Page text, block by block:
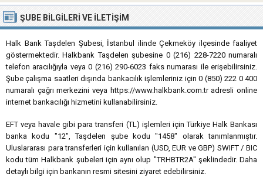
ŞUBE BILGILERI VE İLETIŞIM
Halk Bank Taşdelen Şubesi, İstanbul ilinde Çekmeköy ilçesinde faaliyet
göstermektedir. Halkbank Taşdelen şubesine 0 (216) 228-7220 numaralı
telefon aracılığıyla veya 0 (216) 290-6023 faks numarası ile erişebilirsiniz.
Şube çalışma saatleri dışında bankacılık işlemleriniz için 0 (850) 222 0 400
numaralı çağrı merkezini veya https://www.halkbank.com.tr adresli online
internet bankacılığı hizmetini kullanabilirsiniz.
EFT veya havale gibi para transferi (TL) işlemleri için Türkiye Halk Bankası
banka kodu "12", Taşdelen şube kodu "1458" olarak tanımlanmıştır.
Uluslararası para transferleri için kullanılan (USD, EUR ve GBP) SWIFT / BIC
kodu tüm Halkbank şubeleri için aynı olup "TRHBTR2A" şeklindedir. Daha
detaylı bilgi için bankanın resmi sitesini ziyaret edebilirsiniz.